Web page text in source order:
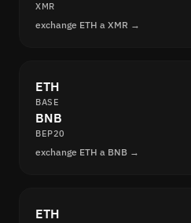
XMR
exchange ETH a XMR →
ETH
BASE
BNB
BEP20
exchange ETH a BNB →
ETH